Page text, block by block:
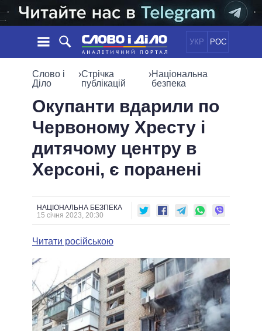
УКР РОС
НОВИНИ
СТРІЧКА
ПОДІЇ
СТАТТІ
ДУМКИ
ОГЛЯДИ
ЕКОНОМІКА
СУСПІЛЬСТВО
СВІТ
ПОЛIТИКИ
УСІ ПОЛІТИКИ
ПРЕЗИДЕНТ І ОФІС
КАБІНЕТ МІНІСТРІВ
ГОЛОВИ ОБЛАДМІНІСТРАЦІЙ
МЕРИ МІСТ
ІНФОГРАФІКА
ВІДЕО
ПІДТРИМАТИ
ПОРІВНЯННЯ ПОЛІТИКІВ
Слово і
Діло
›Стрічка
публікацій
›Національна
безпека
Окупанти вдарили по
Червоному Хресту і
дитячому центру в
Херсоні, є поранені
НАЦІОНАЛЬНА БЕЗПЕКА
15 січня 2023, 20:30
Читати російською